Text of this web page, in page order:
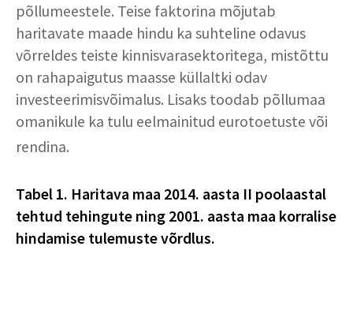
põllumeestele. Teise faktorina mõjutab
haritavate maade hindu ka suhteline odavus
võrreldes teiste kinnisvarasektoritega, mistõttu
on rahapaigutus maasse küllaltki odav
investeerimisvõimalus. Lisaks toodab põllumaa
omanikule ka tulu eelmainitud eurotoetuste või
rendina.
Tabel 1. Haritava maa 2014. aasta II poolaastal
tehtud tehingute ning 2001. aasta maa korralise
hindamise tulemuste võrdlus.